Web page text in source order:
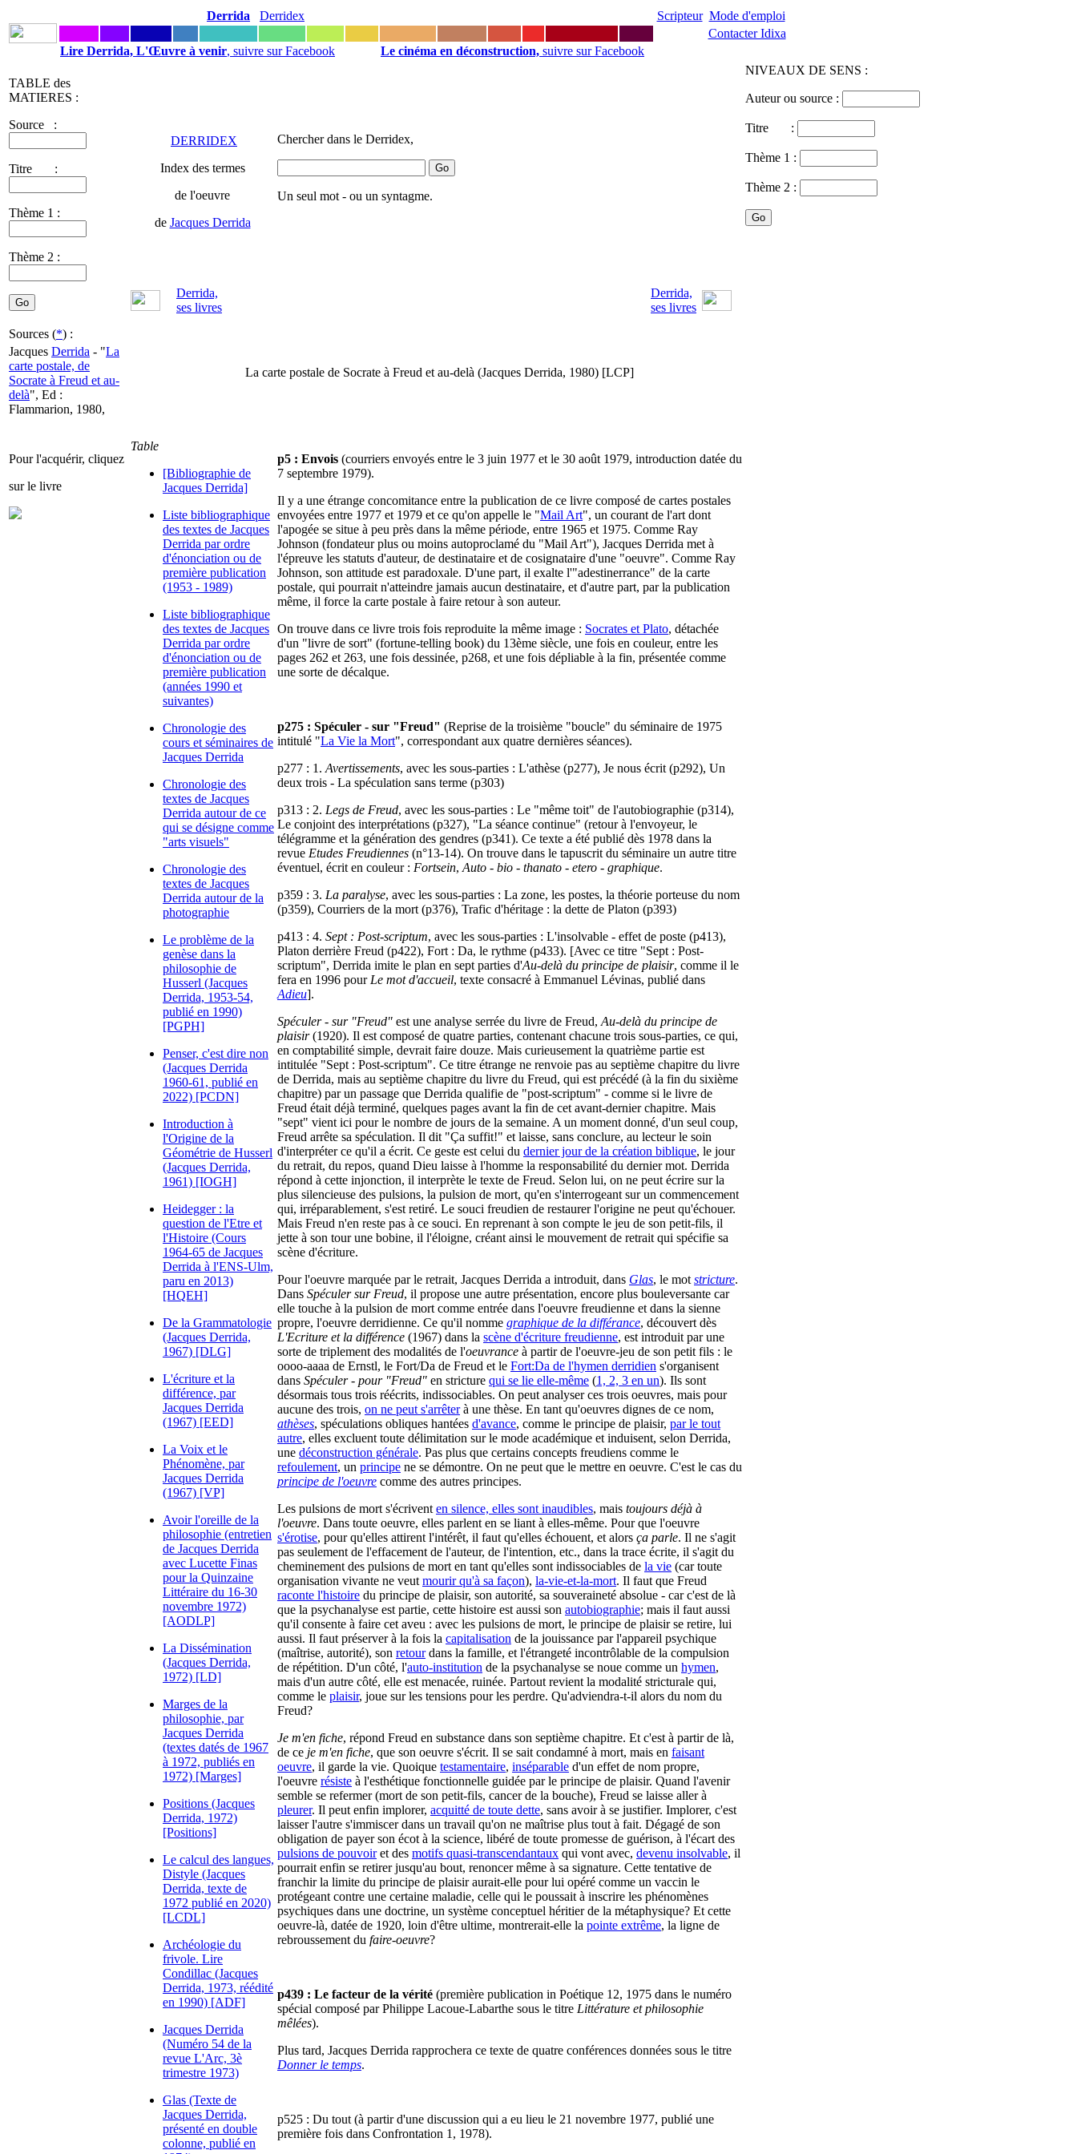
Derrida Derridex Scripteur Mode d'emploi
Contacter Idixa
Lire Derrida, L'Œuvre à venir, suivre sur Facebook Le cinéma en déconstruction, suivre sur Facebook
TABLE des
MATIERES :
Source :
Titre :
Thème 1 :
Thème 2 :
NIVEAUX DE SENS :
Auteur ou source :
Titre :
Thème 1 :
Thème 2 :
DERRIDEX
Index des termes
de l'oeuvre
de Jacques Derrida
Chercher dans le Derridex,
Un seul mot - ou un syntagme.
Derrida,
ses livres
Derrida,
ses livres
Sources (*) :
Jacques Derrida - "La
carte postale, de
Socrate à Freud et au-
delà", Ed :
Flammarion, 1980,
La carte postale de Socrate à Freud et au-delà (Jacques Derrida, 1980) [LCP]
Pour l'acquérir, cliquez
sur le livre
Table
[Bibliographie de
Jacques Derrida]
Liste bibliographique
des textes de Jacques
Derrida par ordre
d'énonciation ou de
première publication
(1953 - 1989)
Liste bibliographique
des textes de Jacques
Derrida par ordre
d'énonciation ou de
première publication
(années 1990 et
suivantes)
Chronologie des
cours et séminaires de
Jacques Derrida
Chronologie des
textes de Jacques
Derrida autour de ce
qui se désigne comme
"arts visuels"
Chronologie des
textes de Jacques
Derrida autour de la
photographie
Le problème de la
genèse dans la
philosophie de
Husserl (Jacques
Derrida, 1953-54,
publié en 1990)
[PGPH]
Penser, c'est dire non
(Jacques Derrida
1960-61, publié en
2022) [PCDN]
Introduction à
l'Origine de la
Géométrie de Husserl
(Jacques Derrida,
1961) [IOGH]
Heidegger : la
question de l'Etre et
l'Histoire (Cours
1964-65 de Jacques
Derrida à l'ENS-Ulm,
paru en 2013)
[HQEH]
De la Grammatologie
(Jacques Derrida,
1967) [DLG]
L'écriture et la
différence, par
Jacques Derrida
(1967) [EED]
La Voix et le
Phénomène, par
Jacques Derrida
(1967) [VP]
Avoir l'oreille de la
philosophie (entretien
de Jacques Derrida
avec Lucette Finas
pour la Quinzaine
Littéraire du 16-30
novembre 1972)
[AODLP]
La Dissémination
(Jacques Derrida,
1972) [LD]
Marges de la
philosophie, par
Jacques Derrida
(textes datés de 1967
à 1972, publiés en
1972) [Marges]
Positions (Jacques
Derrida, 1972)
[Positions]
Le calcul des langues,
Distyle (Jacques
Derrida, texte de
1972 publié en 2020)
[LCDL]
Archéologie du
frivole. Lire
Condillac (Jacques
Derrida, 1973, réédité
en 1990) [ADF]
Jacques Derrida
(Numéro 54 de la
revue L'Arc, 3è
trimestre 1973)
Glas (Texte de
Jacques Derrida,
présenté en double
colonne, publié en
p5 : Envois (courriers envoyés entre le 3 juin 1977 et le 30 août 1979, introduction datée du
7 septembre 1979).
Il y a une étrange concomitance entre la publication de ce livre composé de cartes postales
envoyées entre 1977 et 1979 et ce qu'on appelle le "Mail Art", un courant de l'art dont
l'apogée se situe à peu près dans la même période, entre 1965 et 1975. Comme Ray
Johnson (fondateur plus ou moins autoproclamé du "Mail Art"), Jacques Derrida met à
l'épreuve les statuts d'auteur, de destinataire et de cosignataire d'une "oeuvre". Comme Ray
Johnson, son attitude est paradoxale. D'une part, il exalte l'"adestinerrance" de la carte
postale, qui pourrait n'atteindre jamais aucun destinataire, et d'autre part, par la publication
même, il force la carte postale à faire retour à son auteur.
On trouve dans ce livre trois fois reproduite la même image : Socrates et Plato, détachée
d'un "livre de sort" (fortune-telling book) du 13ème siècle, une fois en couleur, entre les
pages 262 et 263, une fois dessinée, p268, et une fois dépliable à la fin, présentée comme
une sorte de décalque.
p275 : Spéculer - sur "Freud" (Reprise de la troisième "boucle" du séminaire de 1975
intitulé "La Vie la Mort", correspondant aux quatre dernières séances).
p277 : 1. Avertissements, avec les sous-parties : L'athèse (p277), Je nous écrit (p292), Un
deux trois - La spéculation sans terme (p303)
p313 : 2. Legs de Freud, avec les sous-parties : Le "même toit" de l'autobiographie (p314),
Le conjoint des interprétations (p327), "La séance continue" (retour à l'envoyeur, le
télégramme et la génération des gendres (p341). Ce texte a été publié dès 1978 dans la
revue Etudes Freudiennes (n°13-14). On trouve dans le tapuscrit du séminaire un autre titre
éventuel, écrit en couleur : Fortsein, Auto - bio - thanato - etero - graphique.
p359 : 3. La paralyse, avec les sous-parties : La zone, les postes, la théorie porteuse du nom
(p359), Courriers de la mort (p376), Trafic d'héritage : la dette de Platon (p393)
p413 : 4. Sept : Post-scriptum, avec les sous-parties : L'insolvable - effet de poste (p413),
Platon derrière Freud (p422), Fort : Da, le rythme (p433). [Avec ce titre "Sept : Post-
scriptum", Derrida imite le plan en sept parties d'Au-delà du principe de plaisir, comme il le
fera en 1996 pour Le mot d'accueil, texte consacré à Emmanuel Lévinas, publié dans
Adieu].
Spéculer - sur "Freud" est une analyse serrée du livre de Freud, Au-delà du principe de
plaisir(1920). Il est composé de quatre parties, contenant chacune trois sous-parties, ce qui,
en comptabilité simple, devrait faire douze. Mais curieusement la quatrième partie est
intitulée "Sept : Post-scriptum". Ce titre étrange ne renvoie pas au septième chapitre du livre
de Derrida, mais au septième chapitre du livre du Freud, qui est précédé (à la fin du sixième
chapitre) par un passage que Derrida qualifie de "post-scriptum" - comme si le livre de
Freud était déjà terminé, quelques pages avant la fin de cet avant-dernier chapitre. Mais
"sept" vient ici pour le nombre de jours de la semaine. A un moment donné, d'un seul coup,
Freud arrête sa spéculation. Il dit "Ça suffit!" et laisse, sans conclure, au lecteur le soin
d'interpréter ce qu'il a écrit. Ce geste est celui du dernier jour de la création biblique, le jour
du retrait, du repos, quand Dieu laisse à l'homme la responsabilité du dernier mot. Derrida
répond à cette injonction, il interprète le texte de Freud. Selon lui, on ne peut écrire sur la
plus silencieuse des pulsions, la pulsion de mort, qu'en s'interrogeant sur un commencement
qui, irréparablement, s'est retiré. Le souci freudien de restaurer l'origine ne peut qu'échouer.
Mais Freud n'en reste pas à ce souci. En reprenant à son compte le jeu de son petit-fils, il
jette à son tour une bobine, il l'éloigne, créant ainsi le mouvement de retrait qui spécifie sa
scène d'écriture.
Pour l'oeuvre marquée par le retrait, Jacques Derrida a introduit, dans Glas, le mot stricture.
Dans Spéculer sur Freud, il propose une autre présentation, encore plus bouleversante car
elle touche à la pulsion de mort comme entrée dans l'oeuvre freudienne et dans la sienne
propre, l'oeuvre derridienne. Ce qu'il nomme graphique de la différance, découvert dès
L'Ecriture et la différence (1967) dans la scène d'écriture freudienne, est introduit par une
sorte de triplement des modalités de l'oeuvrance à partir de l'oeuvre-jeu de son petit fils : le
oooo-aaaa de Ernstl, le Fort/Da de Freud et le Fort:Da de l'hymen derridien s'organisent
dans Spéculer - pour "Freud" en stricture qui se lie elle-même (1, 2, 3 en un). Ils sont
désormais tous trois réécrits, indissociables. On peut analyser ces trois oeuvres, mais pour
aucune des trois, on ne peut s'arrêterà une thèse. En tant qu'oeuvres dignes de ce nom,
athèses, spéculations obliques hantées d'avance, comme le principe de plaisir, par le tout
autre, elles excluent toute délimitation sur le mode académique et induisent, selon Derrida,
une déconstruction générale. Pas plus que certains concepts freudiens comme le
refoulement, un principe ne se démontre. On ne peut que le mettre en oeuvre. C'est le cas du
principe de l'oeuvre comme des autres principes.
Les pulsions de mort s'écrivent en silence, elles sont inaudibles, mais toujours déjà à
l'oeuvre. Dans toute oeuvre, elles parlent en se liant à elles-même. Pour que l'oeuvre
s'érotise, pour qu'elles attirent l'intérêt, il faut qu'elles échouent, et alors ça parle. Il ne s'agit
pas seulement de l'effacement de l'auteur, de l'intention, etc., dans la trace écrite, il s'agit du
cheminement des pulsions de mort en tant qu'elles sont indissociables de la vie (car toute
organisation vivante ne veut mourir qu'à sa façon), la-vie-et-la-mort. Il faut que Freud
raconte l'histoire du principe de plaisir, son autorité, sa souveraineté absolue - car c'est de là
que la psychanalyse est partie, cette histoire est aussi son autobiographie; mais il faut aussi
qu'il consente à faire cet aveu : avec les pulsions de mort, le principe de plaisir se retire, lui
aussi. Il faut préserver à la fois la capitalisation de la jouissance par l'appareil psychique
(maîtrise, autorité), son retourdans la famille, et l'étrangeté incontrôlable de la compulsion
de répétition. D'un côté, l'auto-institution de la psychanalyse se noue comme un hymen,
mais d'un autre côté, elle est menacée, ruinée. Partout revient la modalité stricturale qui,
comme le plaisir, joue sur les tensions pour les perdre. Qu'adviendra-t-il alors du nom du
Freud?
Je m'en fiche, répond Freud en substance dans son septième chapitre. Et c'est à partir de là,
de ce je m'en fiche, que son oeuvre s'écrit. Il se sait condamné à mort, mais en faisant
oeuvre, il garde la vie. Quoique testamentaire, inséparable d'un effet de nom propre,
l'oeuvre résiste à l'esthétique fonctionnelle guidée par le principe de plaisir. Quand l'avenir
semble se refermer (mort de son petit-fils, cancer de la bouche), Freud se laisse aller à
pleurer. Il peut enfin implorer, acquitté de toute dette, sans avoir à se justifier. Implorer, c'est
laisser l'autre s'immiscer dans un travail qu'on ne maîtrise plus tout à fait. Dégagé de son
obligation de payer son écot à la science, libéré de toute promesse de guérison, à l'écart des
pulsions de pouvoiret des motifs quasi-transcendantaux qui vont avec, devenu insolvable, il
pourrait enfin se retirer jusqu'au bout, renoncer même à sa signature. Cette tentative de
franchir la limite du principe de plaisir aurait-elle pour lui opéré comme un vaccin le
protégeant contre une certaine maladie, celle qui le poussait à inscrire les phénomènes
psychiques dans une doctrine, un système conceptuel héritier de la métaphysique? Et cette
oeuvre-là, datée de 1920, loin d'être ultime, montrerait-elle la pointe extrême, la ligne de
rebroussement du faire-oeuvre?
p439 : Le facteur de la vérité (première publication in Poétique 12, 1975 dans le numéro
spécial composé par Philippe Lacoue-Labarthe sous le titre Littérature et philosophie
mêlées).
Plus tard, Jacques Derrida rapprochera ce texte de quatre conférences données sous le titre
Donner le temps.
p525 : Du tout (à partir d'une discussion qui a eu lieu le 21 novembre 1977, publié une
première fois dans Confrontation 1, 1978).